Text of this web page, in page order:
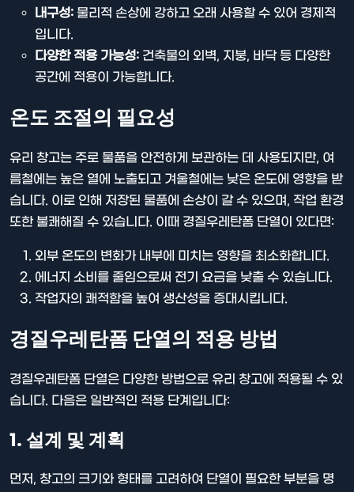
내구성: 물리적 손상에 강하고 오래 사용할 수 있어 경제적
입니다.
다양한 적용 가능성: 건축물의 외벽, 지붕, 바닥 등 다양한
공간에 적용이 가능합니다.
온도 조절의 필요성
유리 창고는 주로 물품을 안전하게 보관하는 데 사용되지만, 여
름철에는 높은 열에 노출되고 겨울철에는 낮은 온도에 영향을 받
습니다. 이로 인해 저장된 물품에 손상이 갈 수 있으며, 작업 환경
또한 불쾌해질 수 있습니다. 이때 경질우레탄폼 단열이 있다면:
외부 온도의 변화가 내부에 미치는 영향을 최소화합니다.
에너지 소비를 줄임으로써 전기 요금을 낮출 수 있습니다.
작업자의 쾌적함을 높여 생산성을 증대시킵니다.
경질우레탄폼 단열의 적용 방법
경질우레탄폼 단열은 다양한 방법으로 유리 창고에 적용될 수 있
습니다. 다음은 일반적인 적용 단계입니다:
1. 설계 및 계획
먼저, 창고의 크기와 형태를 고려하여 단열이 필요한 부분을 명